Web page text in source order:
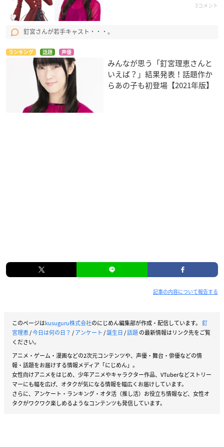
3コメント
釘宮さんが若手キャスト・・・。
ランキング 話題 声優
みんなが思う「釘宮理恵さんと
いえば？」結果発表！話題作か
らあの子も初登場【2021年版】
記事の内容について報告する
このページはkusuguru株式会社のにじめん編集部が作成・配信しています。 釘
宮理恵/今日は何の日？ /アンケート /誕生日/話題の最新情報はリンク先をご覧
ください。
アニメ・ゲーム・漫画などの2次元コンテンツや、声優・舞台・俳優などの情
報・話題をお届けする情報メディア「にじめん」。
女性向けアニメをはじめ、少年アニメやキャラクター作品、VTuberなどストリー
マーにも幅を広げ、オタクが気になる情報を幅広くお届けしています。
さらに、アンケート・ランキング・オタ活（推し活）お役立ち情報など、女性オ
タクがワクワク楽しめるようなコンテンツも発信しています。